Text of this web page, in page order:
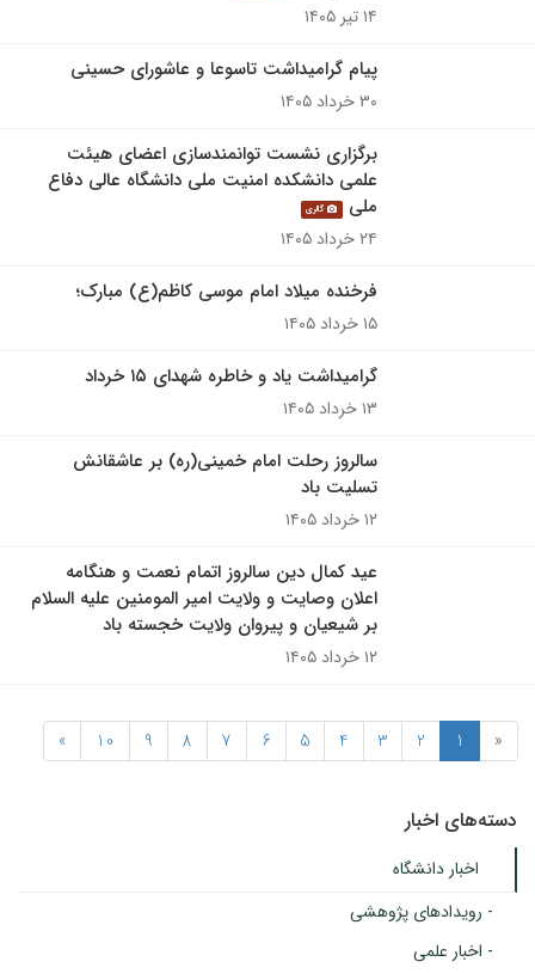
۱۴ تیر ۱۴۰۵
پیام گرامیداشت تاسوعا و عاشورای حسینی
۳۰ خرداد ۱۴۰۵
برگزاری نشست توانمندسازی اعضای هیئت
علمی دانشکده امنیت ملی دانشگاه عالی دفاع
ملی
گالری
۲۴ خرداد ۱۴۰۵
فرخنده میلاد امام موسی کاظم(ع) مبارک؛
۱۵ خرداد ۱۴۰۵
گرامیداشت یاد و خاطره شهدای ۱۵ خرداد
۱۳ خرداد ۱۴۰۵
سالروز رحلت امام خمینی(ره) بر عاشقانش
تسلیت باد
۱۲ خرداد ۱۴۰۵
عید کمال دین سالروز اتمام نعمت و هنگامه
اعلان وصایت و ولایت امیر المومنین علیه السلام
بر شیعیان و پیروان ولایت خجسته باد
۱۲ خرداد ۱۴۰۵
«
1
2
3
4
5
6
7
8
9
10
»
دسته‌های اخبار
اخبار دانشگاه
- رویدادهای پژوهشی
- اخبار علمی